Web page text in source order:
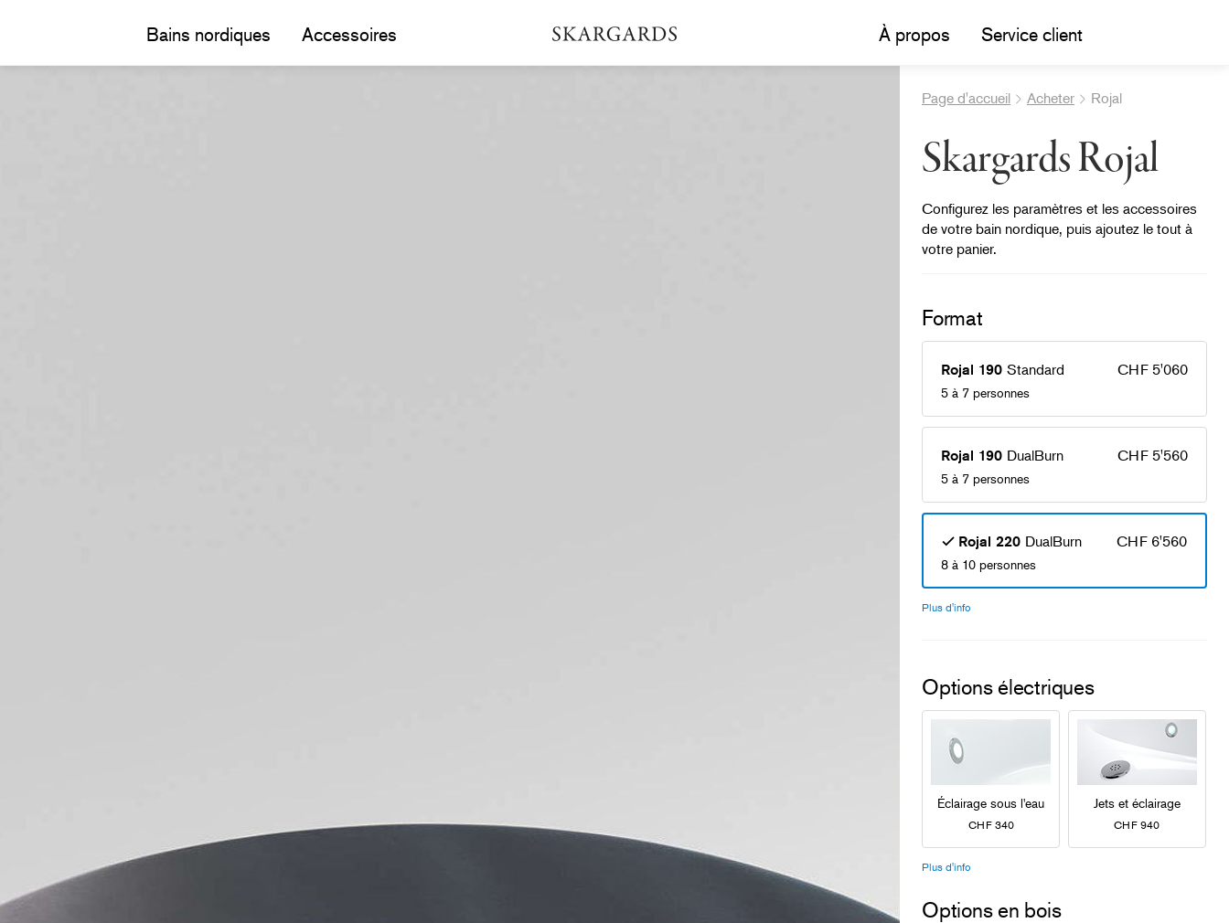
Bains nordiques Accessoires À propos Service client
Page d'accueil Acheter Rojal
Skargards Rojal
Configurez les paramètres et les accessoires
de votre bain nordique, puis ajoutez le tout à
votre panier.
Format
Rojal 190 Standard CHF 5'060
5 à 7 personnes
Rojal 190 DualBurn CHF 5'560
5 à 7 personnes
Rojal 220 DualBurn CHF 6'560
8 à 10 personnes
Plus d'info
Options électriques
Éclairage sous l'eau
CHF 340
Jets et éclairage
CHF 940
Plus d'info
Options en bois